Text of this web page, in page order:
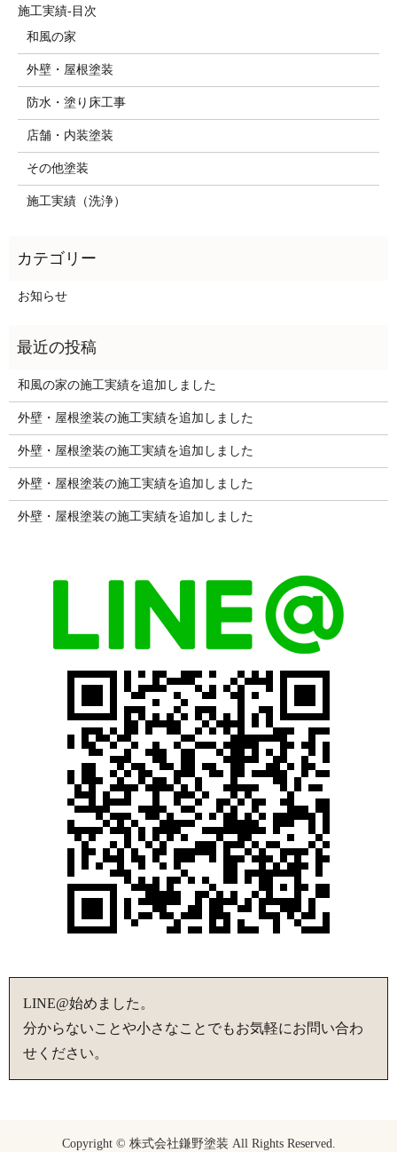
施工実績-目次
和風の家
外壁・屋根塗装
防水・塗り床工事
店舗・内装塗装
その他塗装
施工実績（洗浄）
お知らせ
和風の家の施工実績を追加しました
外壁・屋根塗装の施工実績を追加しました
外壁・屋根塗装の施工実績を追加しました
外壁・屋根塗装の施工実績を追加しました
外壁・屋根塗装の施工実績を追加しました
LINE@始めました。
分からないことや小さなことでもお気軽にお問い合わ
せください。
Copyright © 株式会社鎌野塗装 All Rights Reserved.